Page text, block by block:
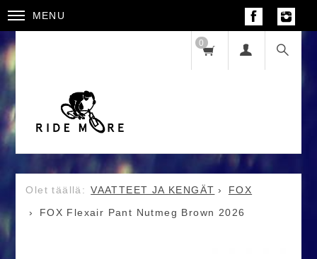
MENU
0
VAATTEET JA KENGÄT
FOX
FOX Flexair Pant Nutmeg Brown 2026